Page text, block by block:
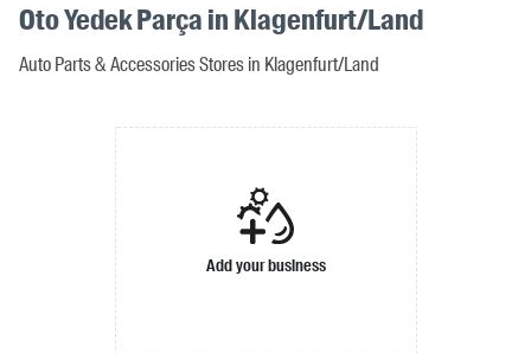
Oto Yedek Parça in Klagenfurt/Land
Auto Parts & Accessories Stores in Klagenfurt/Land
Add your business